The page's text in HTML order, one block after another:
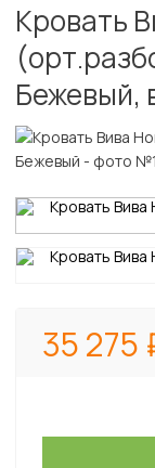
Кровать
Бежевый,
35 275